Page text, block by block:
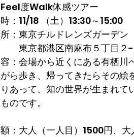
度Walk体感ツアー
：11/18 （土）13:30～15:00
：東京チルドレンズガーデン
京都港区南麻布５丁目２−
：会場から近くにある有栖川
ら歩き、帰ってきたらその
あって、知の世界が生まれて
のです。
：大人（一人目）1500円、